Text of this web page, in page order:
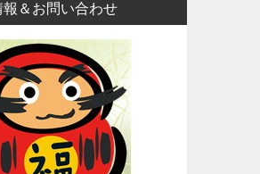
報＆お問い合わせ